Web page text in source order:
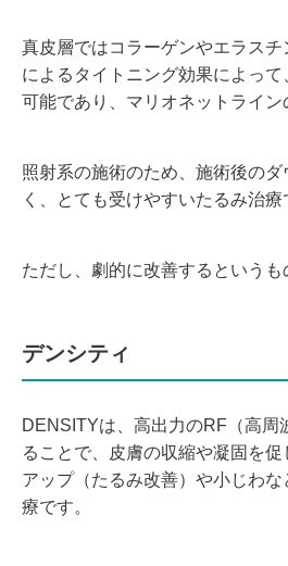
真皮層ではコラーゲンやエラス
によるタイトニング効果によっ
可能であり、マリオネットライン
照射系の施術のため、施術後の
く、とても受けやすいたるみ治療
ただし、劇的に改善するというも
デンシティ
DENSITYは、高出力のRF（高周
ることで、皮膚の収縮や凝固を促
アップ（たるみ改善）や小じわな
療です。